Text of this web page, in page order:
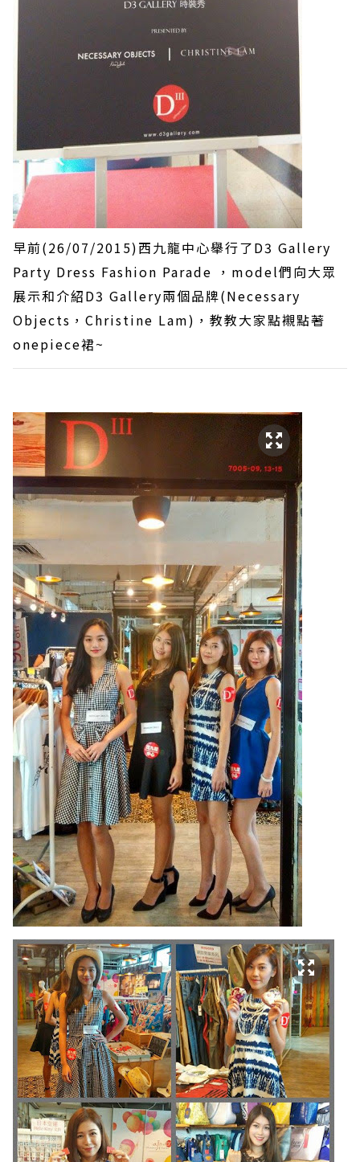
早前(26/07/2015)西九龍中心舉行了D3 Gallery
Party Dress Fashion Parade ，model們向大眾
展示和介紹D3 Gallery兩個品牌(Necessary
Objects，Christine Lam)，教教大家點襯點著
onepiece裙~